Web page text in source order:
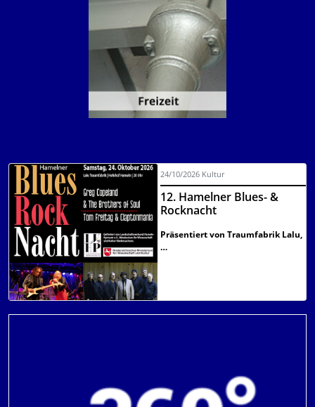
24/10/2026 Kultur
12. Hamelner Blues- &
Rocknacht
Präsentiert von Traumfabrik Lalu,
…